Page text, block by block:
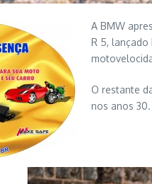
A BMW
R 5,
O restante
nos anos